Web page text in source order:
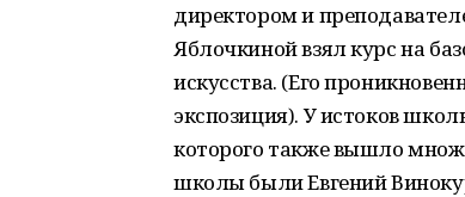
директором и
Яблочкиной взял курс на
искусства. (Его
экспозиция). У истоков
которого также вышло
школы были Евгений